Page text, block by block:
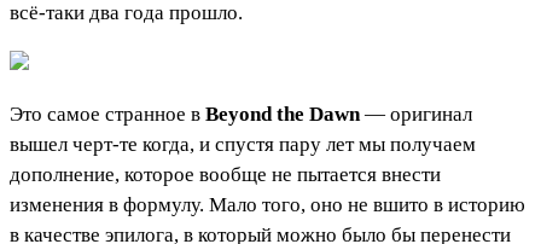
всё-таки два года прошло.
Это самое странное в Beyond the Dawn— оригинал
вышел черт-те когда, и спустя пару лет мы получаем
дополнение, которое вообще не пытается внести
изменения в формулу. Мало того, оно не вшито в историю
в качестве эпилога, в который можно было бы перенести